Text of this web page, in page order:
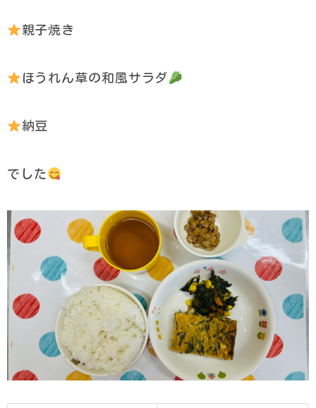
親子焼き
ほうれん草の和風サラダ
納豆
でした